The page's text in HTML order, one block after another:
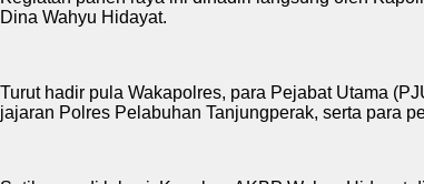
Dina Wahyu Hidayat.
Turut hadir pula Wakapolres, para Pejabat Utama
jajaran Polres Pelabuhan Tanjungperak, serta para